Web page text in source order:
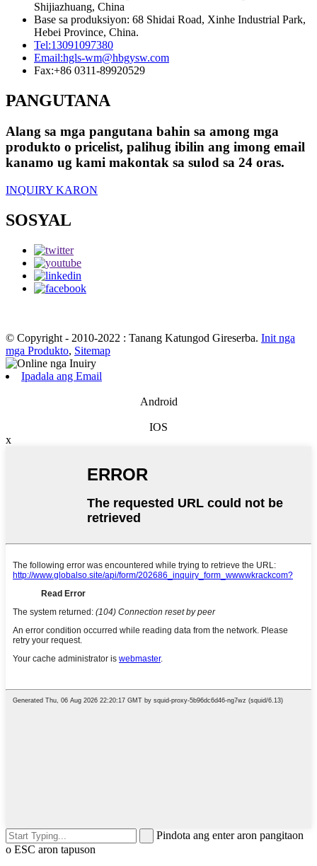
Shijiazhuang, China
Base sa produksiyon: 68 Shidai Road, Xinhe Industrial Park,
Hebei Province, China.
Tel:13091097380
Email:hgls-wm@hbgysw.com
Fax:+86 0311-89920529
PANGUTANA
Alang sa mga pangutana bahin sa among mga
produkto o pricelist, palihug ibilin ang imong email
kanamo ug kami makontak sa sulod sa 24 oras.
INQUIRY KARON
SOSYAL
© Copyright - 2010-2022 : Tanang Katungod Gireserba. Init nga
mga Produkto, Sitemap
Ipadala ang Email
Android
IOS
x
Pindota ang enter aron pangitaon
o ESC aron tapuson